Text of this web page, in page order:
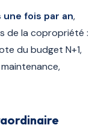
une fois par an,
de la copropriété :
du budget N+1,